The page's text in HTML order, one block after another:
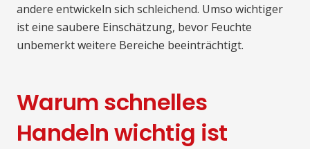
andere entwickeln sich schleichend. Umso wichtiger
ist eine saubere Einschätzung, bevor Feuchte
unbemerkt weitere Bereiche beeinträchtigt.
Warum schnelles
Handeln wichtig ist